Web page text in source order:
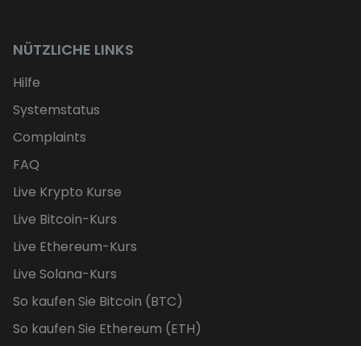
NÜTZLICHE LINKS
Hilfe
Systemstatus
Complaints
FAQ
Live Krypto Kurse
Live Bitcoin-Kurs
Live Ethereum-Kurs
Live Solana-Kurs
So kaufen Sie Bitcoin (BTC)
So kaufen Sie Ethereum (ETH)